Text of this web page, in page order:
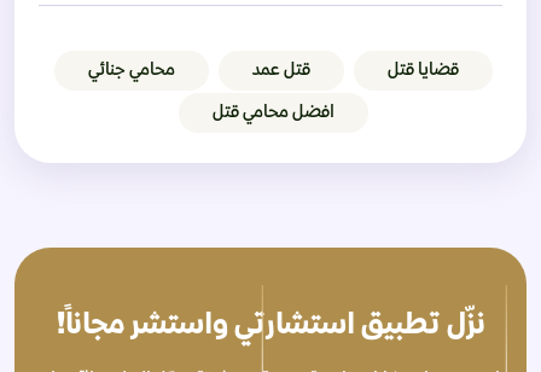
قضايا قتل قتل عمد محامي جنائي
افضل محامي قتل
نزّل تطبيق استشارتي واستشر مجاناً!